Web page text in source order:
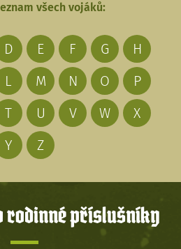
všech vojáků:
D E F G
H
L M N O
P
T U V W
X
Y
Z
rodinné příslušníky